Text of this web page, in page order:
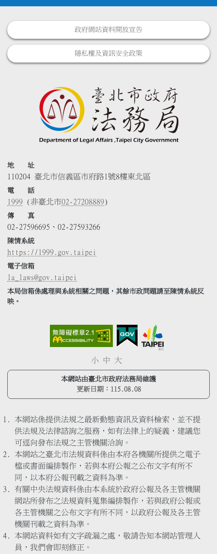
政府網站資料開放宣告
隱私權及資訊安全政策
地 址
110204 臺北市信義區市府路1號8樓東北區
電 話
1999 (非臺北市02-27208889)
傳 真
02-27596695、02-27593266
陳情系統
https://1999.gov.taipei
電子信箱
la_laws@gov.taipei
本局信箱係處理與系統相關之問題，其餘市政問題請至陳情系統反
映。
小 中 大
本網站由臺北市政府法務局維護
更新日期： 115.08.08
本網站係提供法規之最新動態資訊及資料檢索，並不提
供法規及法律諮詢之服務，如有法律上的疑義，建議您
可逕向發布法規之主管機關洽詢。
本網站之臺北市法規資料係由本府各機關所提供之電子
檔或書面編排製作，若與本府公報之公布文字有所不
同，以本府公報刊載之資料為準。
有關中央法規資料係由本系統於政府公報及各主管機關
網站所發布之法規資料蒐集編排製作，若與政府公報或
各主管機關之公布文字有所不同，以政府公報及各主管
機關刊載之資料為準。
本網站資料如有文字疏漏之處，敬請告知本網站管理人
員，我們會即刻修正。